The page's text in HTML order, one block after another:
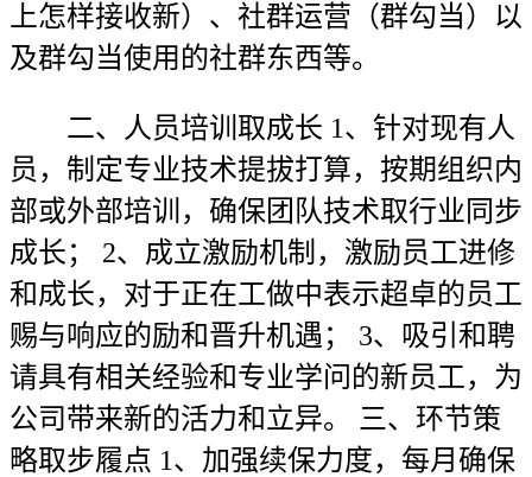
上怎样接收新）、社群运营（群勾当）以
及群勾当使用的社群东西等。
二、人员培训取成长 1、针对现有人
员，制定专业技术提拔打算，按期组织内
部或外部培训，确保团队技术取行业同步
成长； 2、成立激励机制，激励员工进修
和成长，对于正在工做中表示超卓的员工
赐与响应的励和晋升机遇； 3、吸引和聘
请具有相关经验和专业学问的新员工，为
公司带来新的活力和立异。 三、环节策
略取步履点 1、加强续保力度，每月确保